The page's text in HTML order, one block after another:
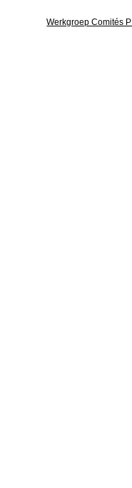
Werkgroep Comités